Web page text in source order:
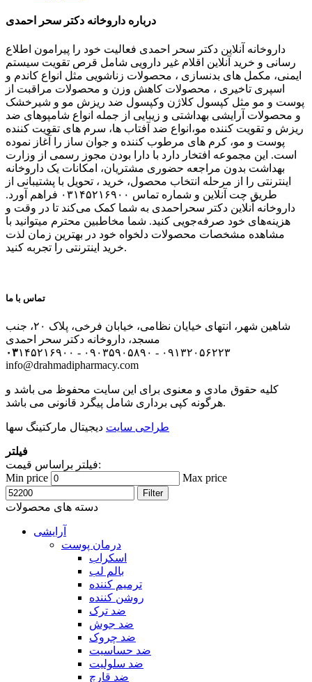
درباره داروخانه دکتر سحر احمدی
داروخانه آنلاین دکتر سحر احمدی فعالیت خود را پیرامون اطلاع
رسانی و خرید آنلاین اقلام غیر دارویی شامل قرص تقویت سیستم
ایمنی، مکمل های بدنسازی ، محصولات زناشویی مثل انواع کاندم و
اسپری تاخیری ، محصولات کاهش وزن و محصولات مراقبت از
پوست و مو مثل کپسول کلاژن وکپسول ضد ریزش مو و شیرخشک
و محصولات آرایشی بهداشتی و زیبایی از جمله انواع شامپوهای ضد
ریزش و تقویت کننده مو،انواع ضد آفتاب ها، سرم های تقویت کننده
پوست و مو، کرم های مرطوب کننده و جوان ساز را آغاز نموده
است. این مجموعه افتخار دارد با دارا بودن مجوز رسمی از وزارت
بهداشت بدون مراجعه حضوری مشتریان، امکانات یک داروخانه
اینترنتی را از مرحله انتخاب محصول، خرید ، تحویل با پشتیبانی از
طریق چت آنلاین و شماره تماس ۰۳۱۴۵۲۱۶۹۰۰ فراهم آورد.
داروخانه آنلاین دکتر سحراحمدی به شما کمک می‌کند تا در وقت و
هزینه‌های خود صرفه‌جویی کنید. شما مخاطبین محترم میتوانید با
مشاهده مشخصات محصولات دلخواه خود در بهترین زمان لذت
خرید اینترنتی را تجربه کنید.
تماس با ما
شاهین شهر، انتهای خیایان نظامی، خیابان فرخی، پلاک ۲۰، جنب
مسجد، داروخانه دکتر سحر احمدی
۰۳۱۴۵۲۱۶۹۰۰ - ۰۹۰۳۵۹۰۵۸۹۰ - ۰۹۱۳۲۰۵۶۲۲۳
info@drahmadipharmacy.com
کلیه حقوق مادی و معنوی برای این سایت محفوظ می باشد و
هرگونه کپی برداری شامل پیگرد قانونی می باشد.
طراحی سایت دیجیتال مارکتینگ سها
فیلتر
فیلتر براساس قیمت:
Min price
Max price
Filter
دسته های محصولات
آرایشی
درمان پوست
اسکراب
بالم لب
ترمیم کننده
روشن کننده
ضد ترک
ضد جوش
ضد چروک
ضد حساسیت
ضد سلولیت
ضد قارچ